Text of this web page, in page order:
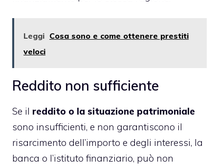
Leggi Cosa sono e come ottenere prestiti
veloci
Reddito non sufficiente
Se il reddito o la situazione patrimoniale
sono insufficienti, e non garantiscono il
risarcimento dell’importo e degli interessi, la
banca o l’istituto finanziario, può non